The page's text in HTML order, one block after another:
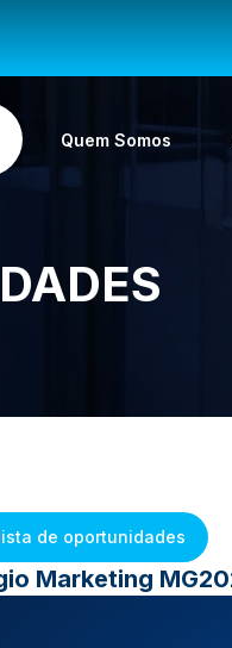
Quem Somos
de oportunidades
Marketing